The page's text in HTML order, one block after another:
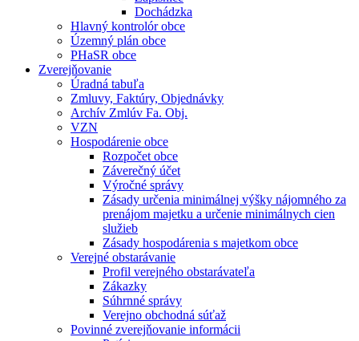
Dochádzka
Hlavný kontrolór obce
Územný plán obce
PHaSR obce
Zverejňovanie
Úradná tabuľa
Zmluvy, Faktúry, Objednávky
Archív Zmlúv Fa. Obj.
VZN
Hospodárenie obce
Rozpočet obce
Záverečný účet
Výročné správy
Zásady určenia minimálnej výšky nájomného za
prenájom majetku a určenie minimálnych cien
služieb
Zásady hospodárenia s majetkom obce
Verejné obstarávanie
Profil verejného obstarávateľa
Zákazky
Súhrnné správy
Verejno obchodná súťaž
Povinné zverejňovanie informácii